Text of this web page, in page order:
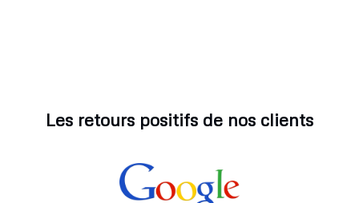
Les retours positifs de nos clients